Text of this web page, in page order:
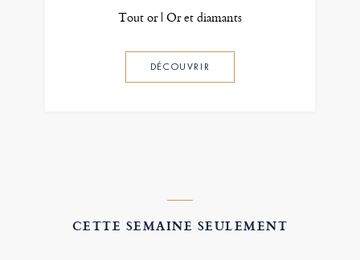
Tout or | Or et diamants
DÉCOUVRIR
CETTE SEMAINE SEULEMENT